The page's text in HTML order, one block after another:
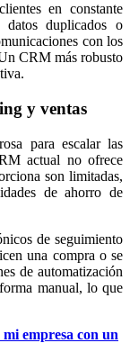
en constante
duplicados o
con los
CRM más robusto
y ventas
para escalar las
actual no ofrece
son limitadas,
de ahorro de
de seguimiento
una compra o se
de automatización
manual, lo que
empresa con un